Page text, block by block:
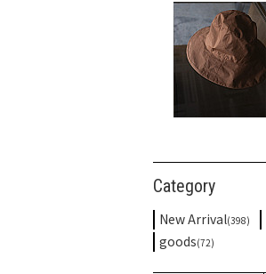
Category
New Arrival(398)
goods(72)